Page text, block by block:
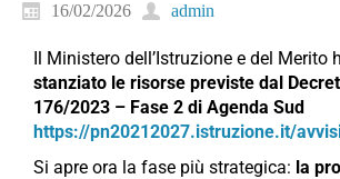
16/02/2026 admin
Il Ministero dell’Istruzione e del Merito
stanziato le risorse previste dal
176/2023 – Fase 2 di Agenda Sud
https://pn20212027.istruzione.it/
Si apre ora la fase più strategica: la